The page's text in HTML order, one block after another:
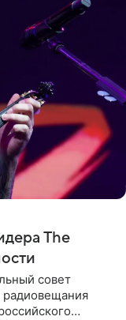
The
совет
радиовещания